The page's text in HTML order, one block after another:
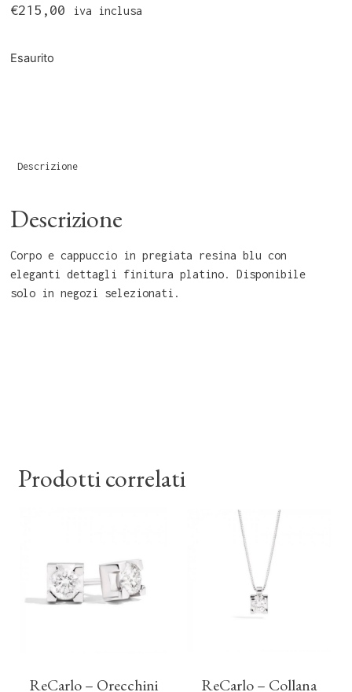
€215,00 iva inclusa
Esaurito
Descrizione
Descrizione
Corpo e cappuccio in pregiata resina blu con
eleganti dettagli finitura platino. Disponibile
solo in negozi selezionati.
Prodotti correlati
ReCarlo – Orecchini
ReCarlo – Collana